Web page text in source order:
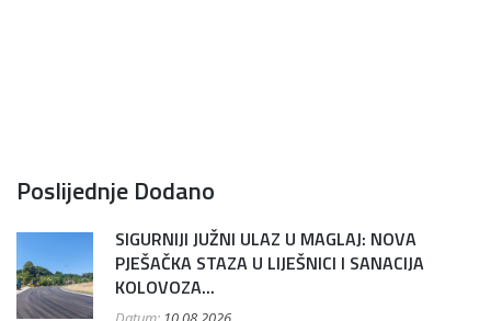
Poslijednje Dodano
SIGURNIJI JUŽNI ULAZ U MAGLAJ: NOVA
PJEŠAČKA STAZA U LIJEŠNICI I SANACIJA
KOLOVOZA...